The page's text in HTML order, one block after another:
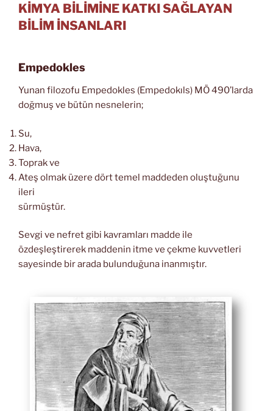
KİMYA BİLİMİNE KATKI SAĞLAYAN
BİLİM İNSANLARI
Empedokles
Yunan filozofu Empedokles (Empedokıls) MÖ 490’larda
doğmuş ve bütün nesnelerin;
Su,
Hava,
Toprak ve
Ateş olmak üzere dört temel maddeden oluştuğunu
ileri
sürmüştür.
Sevgi ve nefret gibi kavramları madde ile
özdeşleştirerek maddenin itme ve çekme kuvvetleri
sayesinde bir arada bulunduğuna inanmıştır.